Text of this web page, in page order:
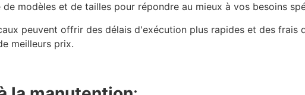
modèles et de tailles pour répondre au mieux à vos besoins
peuvent offrir des délais d'exécution plus rapides et des frais
meilleurs prix.